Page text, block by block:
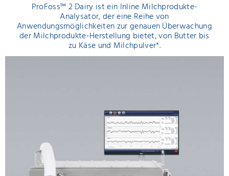
ProFoss™ 2 Dairy ist ein Inline Milchprodukte-
Analysator, der eine Reihe von
Anwendungsmöglichkeiten zur genauen Überwachung
der Milchprodukte-Herstellung bietet, von Butter bis
zu Käse und Milchpulver*.